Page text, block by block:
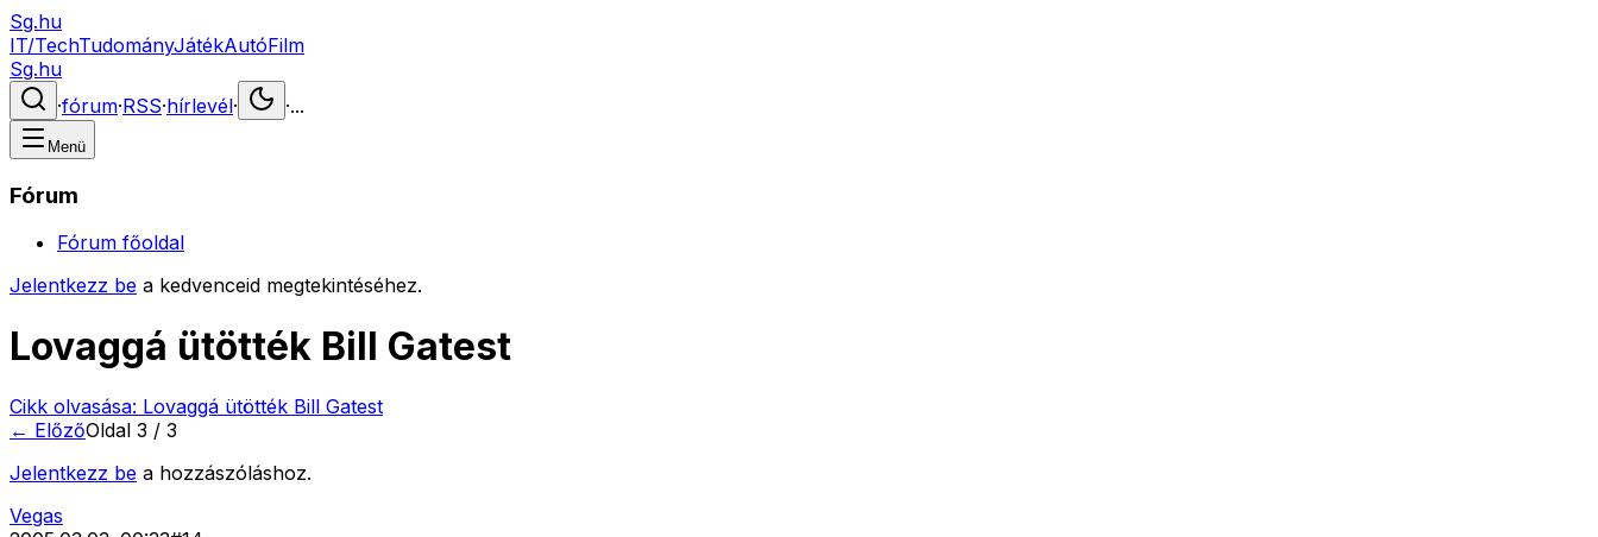
Sg.hu
IT/TechTudományJátékAutóFilm
Sg.hu
·fórum·RSS·hírlevél· ·...
Menü
Fórum
Fórum főoldal
Jelentkezz be a kedvenceid megtekintéséhez.
Lovaggá ütötték Bill Gatest
Cikk olvasása: Lovaggá ütötték Bill Gatest
← ElőzőOldal 3 / 3
Jelentkezz be a hozzászóláshoz.
Vegas